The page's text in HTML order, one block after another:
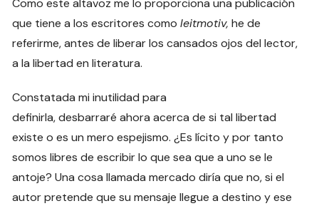
Como este altavoz me lo proporciona una publicación
que tiene a los escritores comoleitmotiv, he de
referirme, antes de liberar los cansados ojos del lector,
a la libertad en literatura.
Constatada mi inutilidad para
definirla, desbarraré ahora acerca de si tal libertad
existe o es un mero espejismo. ¿Es lícito y por tanto
somos libres de escribir lo que sea que a uno se le
antoje? Una cosa llamada mercado diría que no, si el
autor pretende que su mensaje llegue a destino y ese